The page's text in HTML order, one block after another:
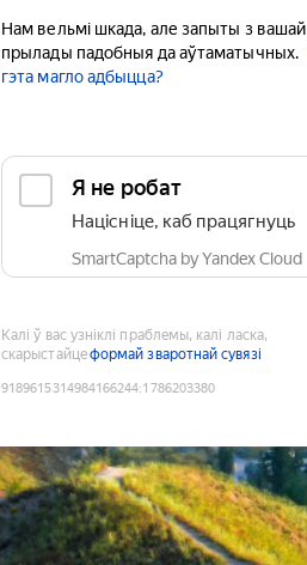
Нам вельмі шкада, але запыты з вашай
прылады падобныя да аўтаматычных.
гэта магло адбыцца?
Я не робат
Націсніце, каб працягнуць
SmartCaptcha by Yandex Cloud
Калі ў вас узніклі праблемы, калі ласка,
скарыстайцеформай зваротнай сувязі
9189615314984166244:1786203380